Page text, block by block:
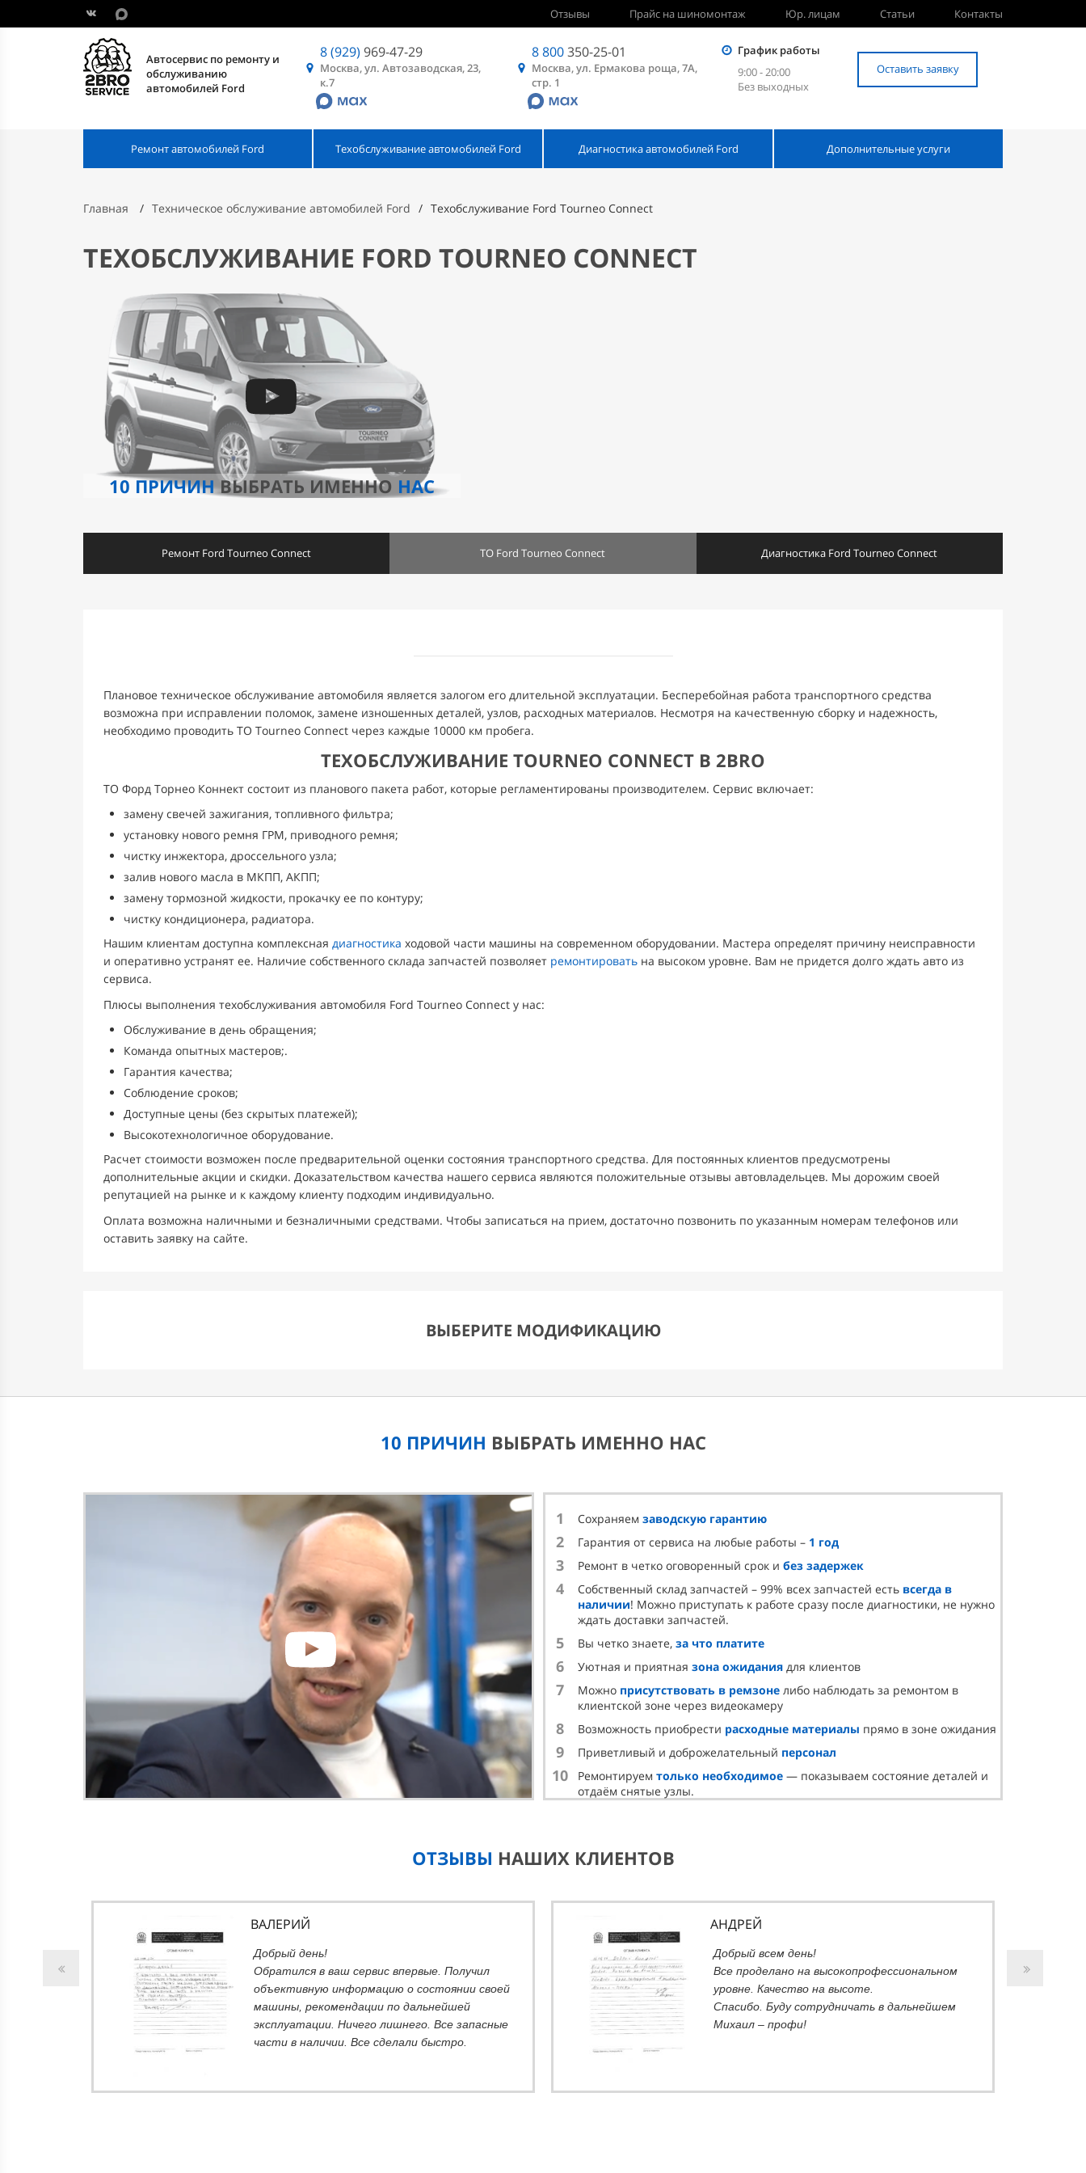
Отзывы Прайс на шиномонтаж Юр. лицам Статьи Контакты
Автосервис по ремонту и
обслуживанию
автомобилей Ford
8 (929) 969-47-29
Москва, ул. Автозаводская, 23,
к.7
8 800350-25-01
Москва, ул. Ермакова роща, 7А,
стр. 1
График работы
9:00 - 20:00
Без выходных
Оставить заявку
Ремонт автомобилей Ford Техобслуживание автомобилей Ford Диагностика автомобилей Ford Дополнительные услуги
Главная Техническое обслуживание автомобилей Ford Техобслуживание Ford Tourneo Connect
ТЕХОБСЛУЖИВАНИЕ FORD TOURNEO CONNECT
10 ПРИЧИНВЫБРАТЬ ИМЕННО НАС
Ремонт Ford Tourneo Connect ТО Ford Tourneo Connect Диагностика Ford Tourneo Connect
Плановое техническое обслуживание автомобиля является залогом его длительной эксплуатации. Бесперебойная работа транспортного средства
возможна при исправлении поломок, замене изношенных деталей, узлов, расходных материалов. Несмотря на качественную сборку и надежность,
необходимо проводить ТО Tourneo Connect через каждые 10000 км пробега.
ТЕХОБСЛУЖИВАНИЕ TOURNEO CONNECT В 2BRO
ТО Форд Торнео Коннект состоит из планового пакета работ, которые регламентированы производителем. Сервис включает:
замену свечей зажигания, топливного фильтра;
установку нового ремня ГРМ, приводного ремня;
чистку инжектора, дроссельного узла;
залив нового масла в МКПП, АКПП;
замену тормозной жидкости, прокачку ее по контуру;
чистку кондиционера, радиатора.
Нашим клиентам доступна комплексная диагностика ходовой части машины на современном оборудовании. Мастера определят причину неисправности
и оперативно устранят ее. Наличие собственного склада запчастей позволяет ремонтировать на высоком уровне. Вам не придется долго ждать авто из
сервиса.
Плюсы выполнения техобслуживания автомобиля Ford Tourneo Connect у нас:
Обслуживание в день обращения;
Команда опытных мастеров;.
Гарантия качества;
Соблюдение сроков;
Доступные цены (без скрытых платежей);
Высокотехнологичное оборудование.
Расчет стоимости возможен после предварительной оценки состояния транспортного средства. Для постоянных клиентов предусмотрены
дополнительные акции и скидки. Доказательством качества нашего сервиса являются положительные отзывы автовладельцев. Мы дорожим своей
репутацией на рынке и к каждому клиенту подходим индивидуально.
Оплата возможна наличными и безналичными средствами. Чтобы записаться на прием, достаточно позвонить по указанным номерам телефонов или
оставить заявку на сайте.
ВЫБЕРИТЕ МОДИФИКАЦИЮ
10 ПРИЧИН ВЫБРАТЬ ИМЕННО НАС
1 Сохраняем заводскую гарантию
2 Гарантия от сервиса на любые работы – 1 год
3 Ремонт в четко оговоренный срок и без задержек
4 Собственный склад запчастей – 99% всех запчастей есть всегда в
наличии! Можно приступать к работе сразу после диагностики, не нужно
ждать доставки запчастей.
5 Вы четко знаете, за что платите
6 Уютная и приятная зона ожидания для клиентов
7 Можно присутствовать в ремзоне либо наблюдать за ремонтом в
клиентской зоне через видеокамеру
8 Возможность приобрести расходные материалы прямо в зоне ожидания
9 Приветливый и доброжелательный персонал
10 Ремонтируем только необходимое — показываем состояние деталей и
отдаём снятые узлы.
ОТЗЫВЫ НАШИХ КЛИЕНТОВ
ВАЛЕРИЙ
Добрый день!
Обратился в ваш сервис впервые. Получил
объективную информацию о состоянии своей
машины, рекомендации по дальнейшей
эксплуатации. Ничего лишнего. Все запасные
части в наличии. Все сделали быстро.
АНДРЕЙ
Добрый всем день!
Все проделано на высокопрофессиональном
уровне. Качество на высоте.
Спасибо. Буду сотрудничать в дальнейшем
Михаил – профи!